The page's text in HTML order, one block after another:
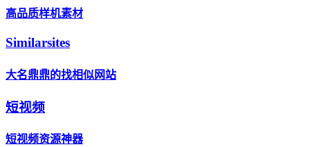
高品质样机素材
Similarsites
大名鼎鼎的找相似网站
短视频
短视频资源神器